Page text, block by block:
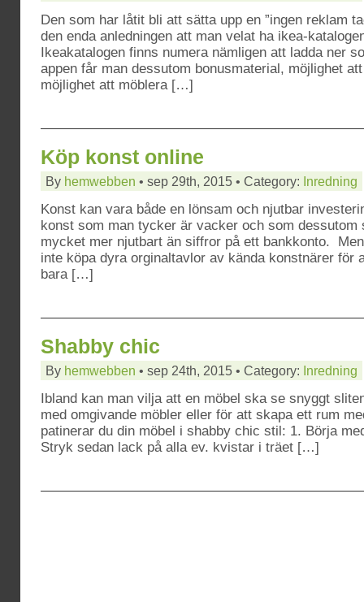
Den som har låtit bli att sätta upp en ”ingen reklam
den enda anledningen att man velat ha ikea-
Ikeakatalogen finns numera nämligen att ladda ner
appen får man dessutom bonusmaterial, möjlighet
möjlighet att möblera […]
Köp konst online
By hemwebben • sep 29th, 2015 • Category: Inredning
Konst kan vara både en lönsam och njutbar
konst som man tycker är vacker och som dessutom
mycket mer njutbart än siffror på ett bankkonto.
inte köpa dyra orginaltavlor av kända konstnärer för
bara […]
Shabby chic
By hemwebben • sep 24th, 2015 • Category: Inredning
Ibland kan man vilja att en möbel ska se snyggt
med omgivande möbler eller för att skapa ett rum
patinerar du din möbel i shabby chic stil: 1. Börja
Stryk sedan lack på alla ev. kvistar i träet […]